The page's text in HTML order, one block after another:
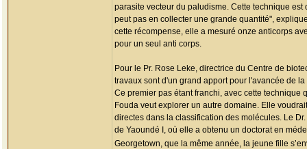
parasite vecteur du paludisme. Cette technique
peut pas en collecter une grande quantité",
cette récompense, elle a mesuré onze anticorps
pour un seul anti corps.
Pour le Pr. Rose Leke, directrice du Centre de
travaux sont d'un grand apport pour l'avancée de
Ce premier pas étant franchi, avec cette
Fouda veut explorer un autre domaine. Elle
directes dans la classification des molécules. Le
de Yaoundé I, où elle a obtenu un doctorat en
Georgetown, que la même année, la jeune fille